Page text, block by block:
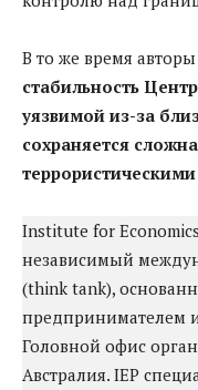
В то же время
стабильность
уязвимой из-за
сохраняется
Institute for
независимый
(think tank),
предпринимателем
Головной офис
Австралия. IEP